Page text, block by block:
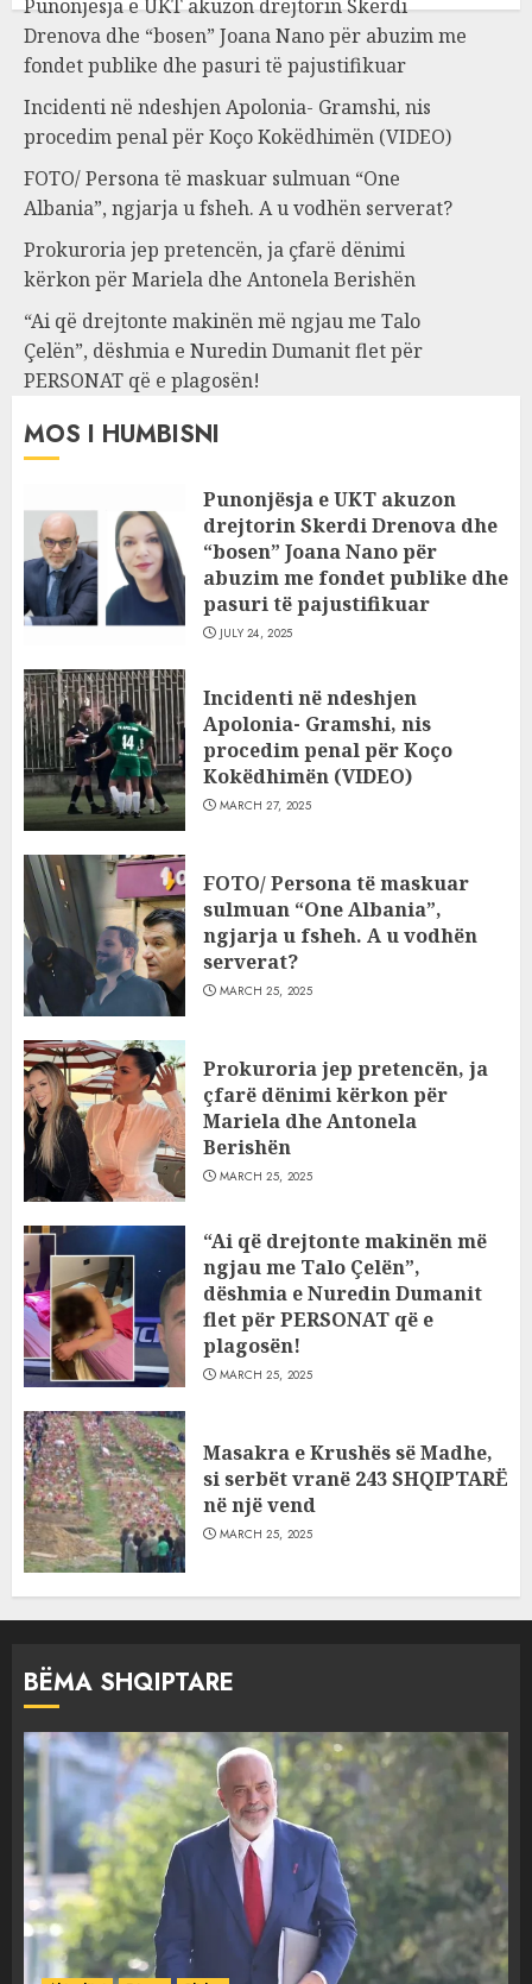
Punonjësja e UKT akuzon drejtorin Skerdi
Drenova dhe “bosen” Joana Nano për abuzim me
fondet publike dhe pasuri të pajustifikuar
Incidenti në ndeshjen Apolonia- Gramshi, nis
procedim penal për Koço Kokëdhimën (VIDEO)
FOTO/ Persona të maskuar sulmuan “One
Albania”, ngjarja u fsheh. A u vodhën serverat?
Prokuroria jep pretencën, ja çfarë dënimi
kërkon për Mariela dhe Antonela Berishën
“Ai që drejtonte makinën më ngjau me Talo
Çelën”, dëshmia e Nuredin Dumanit flet për
PERSONAT që e plagosën!
MOS I HUMBISNI
Punonjësja e UKT akuzon
drejtorin Skerdi Drenova dhe
“bosen” Joana Nano për
abuzim me fondet publike dhe
pasuri të pajustifikuar
JULY 24, 2025
Incidenti në ndeshjen
Apolonia- Gramshi, nis
procedim penal për Koço
Kokëdhimën (VIDEO)
MARCH 27, 2025
FOTO/ Persona të maskuar
sulmuan “One Albania”,
ngjarja u fsheh. A u vodhën
serverat?
MARCH 25, 2025
Prokuroria jep pretencën, ja
çfarë dënimi kërkon për
Mariela dhe Antonela
Berishën
MARCH 25, 2025
“Ai që drejtonte makinën më
ngjau me Talo Çelën”,
dëshmia e Nuredin Dumanit
flet për PERSONAT që e
plagosën!
MARCH 25, 2025
Masakra e Krushës së Madhe,
si serbët vranë 243 SHQIPTARË
në një vend
MARCH 25, 2025
BËMA SHQIPTARE